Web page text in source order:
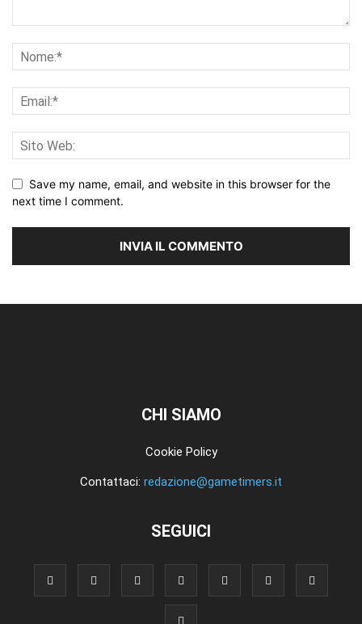
Save my name, email, and website in this browser for the
next time I comment.
CHI SIAMO
Cookie Policy
Contattaci: redazione@gametimers.it
SEGUICI